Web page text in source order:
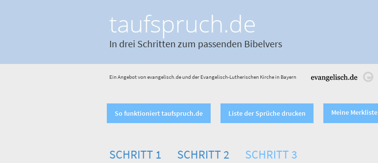
taufspruch.de
In drei Schritten zum passenden Bibelvers
Ein Angebot von evangelisch.de und der Evangelisch-Lutherischen Kirche in Bayern
So funktioniert taufspruch.de Liste der Sprüche drucken Meine Merkliste
SCHRITT 1 SCHRITT 2 SCHRITT 3